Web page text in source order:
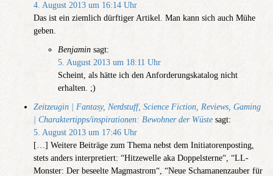
4. August 2013 um 16:14 Uhr
Das ist ein ziemlich dürftiger Artikel. Man kann sich auch Mühe
geben.
Benjamin sagt:
5. August 2013 um 18:11 Uhr
Scheint, als hätte ich den Anforderungskatalog nicht
erhalten. ;)
Zeitzeugin | Fantasy, Nerdstuff, Science Fiction, Reviews, Gaming
| Charaktertipps/inspirationen: Bewohner der Wüste sagt:
5. August 2013 um 17:46 Uhr
[…] Weitere Beiträge zum Thema nebst dem Initiatorenposting,
stets anders interpretiert: “Hitzewelle aka Doppelsterne“, “LL-
Monster: Der beseelte Magmastrom“, “Neue Schamanenzauber für